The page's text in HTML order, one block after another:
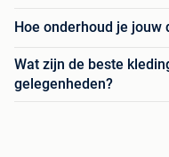
Hoe onderhoud je
Wat zijn de beste
gelegenheden?